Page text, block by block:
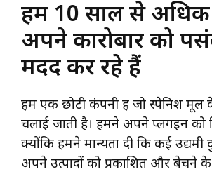
हम 10 साल से
अपने कारोबार को
मदद कर रहे हैं
हम एक छोटी कंपनी हैं जो स्पेनिश मूल के
चलाई जाती है। हमने अपने प्लगइन को
क्योंकि हमने मान्यता दी कि कई उद्यमी
अपने उत्पादों को प्रकाशित और बेचने